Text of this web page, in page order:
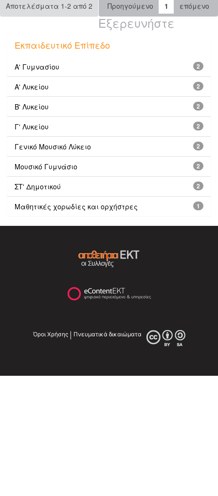
Αποτελέσματα 1-2 από 2 Προηγούμενο 1 επόμενο
Εξερευνήστε
Εκπαιδευτικό Επίπεδο
2
Α' Γυμνασίου
2
Α' Λυκείου
2
Β' Λυκείου
2
Γ' Λυκείου
2
Γενικό Μουσικό Λύκειο
2
Μουσικό Γυμνάσιο
2
ΣΤ' Δημοτικού
1
Μαθητικές χορωδίες και ορχήστρες